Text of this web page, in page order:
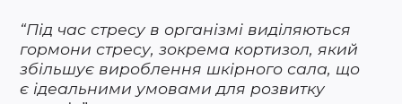
“Під час стресу в організмі виділяються
гормони стресу, зокрема кортизол, який
збільшує вироблення шкірного сала, що
є ідеальними умовами для розвитку